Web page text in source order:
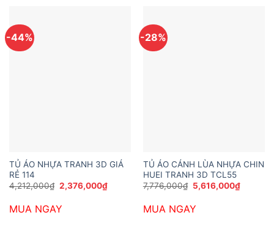
-44%
TỦ ÁO NHỰA TRANH 3D GIÁ
RẺ 114
4,212,000₫ Giá
gốc
4,212,000₫.
2,376,000₫Giá
hiện
MUA NGAY
-28%
TỦ ÁO CÁNH LÙA NHỰA CHIN
HUEI TRANH 3D TCL55
7,776,000₫ Giá
gốc
7,776,000₫.
5,616,000₫Giá
hiện
MUA NGAY